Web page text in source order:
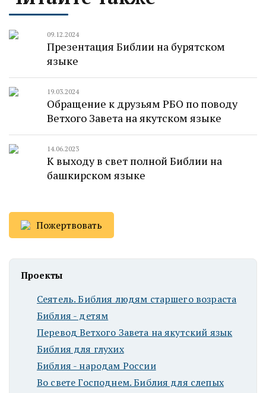
09.12.2024
Презентация Библии на бурятском
языке
19.03.2024
Обращение к друзьям РБО по поводу
Ветхого Завета на якутском языке
14.06.2023
К выходу в свет полной Библии на
башкирском языке
Пожертвовать
Проекты
Сеятель. Библия людям старшего возраста
Библия - детям
Перевод Ветхого Завета на якутский язык
Библия для глухих
Библия - народам России
Во свете Господнем. Библия для слепых